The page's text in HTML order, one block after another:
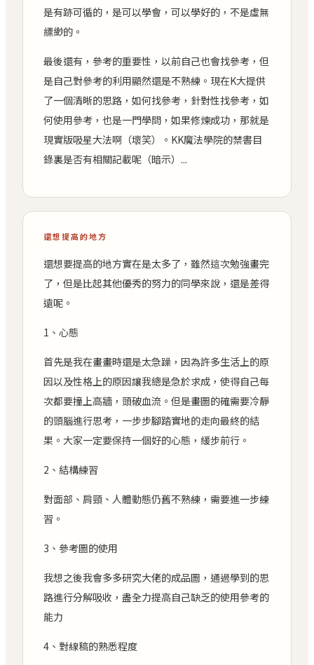
是有跡可循的，是可以學會，可以學好的，不是虛無
縹緲的。
最後還有，參考的重要性，以前自己也會找參考，但
是自己對參考的利用顯然還是不熟練。現在K大提供
了一個清晰的思路，如何找參考，針對性找參考，如
何使用參考，也是一門學問，如果修煉成功，那就是
現實版吸星大法啊（壞笑）。KK魔法學院的禁書目
錄裏是否有相關記載呢（暗示）...
還想提高的地方
還想要提高的地方實在是太多了，雖然這次勉強畫完
了，但是比起其他優秀的努力的同學來說，還是差得
遠呢。
1、心態
首先是我在畫畫時還是太急躁，因為許多生活上的原
因以及性格上的原因讓我總是急於求成，使得自己每
次都要撞上高牆，頭破血流。但是畫圖的確需要冷靜
的頭腦進行思考，一步步腳踏實地的走向最終的結
果。大家一定要保持一個好的心態，緩步前行。
2、結構練習
對面部、肩頸、人體動態仍舊不熟練，需要進一步練
習。
3、參考圖的使用
我想之後我會多多研究大佬的成品圖，通過學到的思
路進行分解吸收，盡全力提高自己缺乏的使用參考的
能力
4、對線稿的熟悉程度